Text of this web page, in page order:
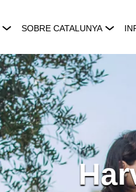
SOBRE CATALUNYA